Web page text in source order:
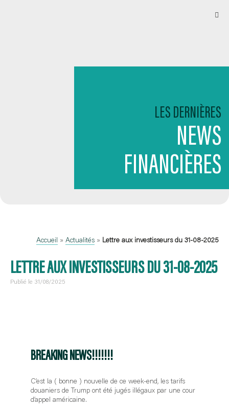
LES DERNIÈRES
NEWS
FINANCIÈRES
Accueil » Actualités » Lettre aux investisseurs du 31-08-2025
LETTRE AUX INVESTISSEURS DU 31-08-2025
Publié le 31/08/2025
BREAKING NEWS!!!!!!!
C’est la ( bonne ) nouvelle de ce week-end, les tarifs
douaniers de Trump ont été jugés illégaux par une cour
d’appel américaine.